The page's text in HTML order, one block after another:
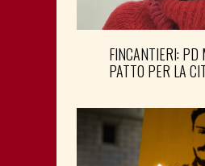
FINCANTIERI: PD
PATTO PER LA